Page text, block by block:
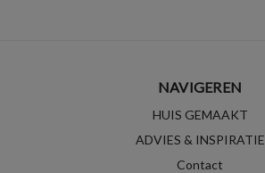
NAVIGEREN
HUIS GEMAAKT
ADVIES & INSPIRATIE
Contact